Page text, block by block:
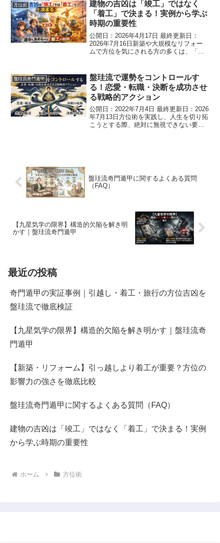
事例...
方位術
建物の吉凶は「竣工」ではなく
「着工」で決まる！実例から学ぶ
時期の重要性
公開日：2026年4月17日 最終更新日：
2026年7月16日新築や大規模なリフォー
ムで方位を気にされる方の多くは、「い
し、事実と実証を重視する本格的な方位
術の視点から言え...
盤珪流奇門遁甲
盤珪流で運勢をコントロールす
る！恋愛・転職・決断を成功させ
る戦略的アクション
公開日：2022年7月4日 最終更新日：2026
年7月13日方位術を実践し、人生を切り拓
こうとする際、絶対に無視できない要素
盤珪流奇門遁甲に関するよくある質問
（FAQ）
【九星気学の限界】構造的欠陥を解き明
かす｜盤珪流奇門遁甲
最近の投稿
奇門遁甲の実証事例｜引越し・着工・旅行の方位吉凶を
盤珪流で徹底検証
【九星気学の限界】構造的欠陥を解き明かす｜盤珪流奇
門遁甲
【新築・リフォーム】引っ越しより着工が重要？方位の
影響力の強さを徹底比較
盤珪流奇門遁甲に関するよくある質問（FAQ）
建物の吉凶は「竣工」ではなく「着工」で決まる！実例
から学ぶ時期の重要性
ホーム 方位術